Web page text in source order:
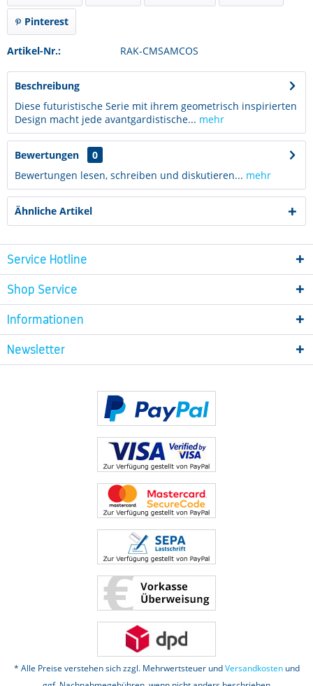
Pinterest
Artikel-Nr.: RAK-CMSAMCOS
Beschreibung
Diese futuristische Serie mit ihrem geometrisch inspirierten
Design macht jede avantgardistische... mehr
Bewertungen
0
Bewertungen lesen, schreiben und diskutieren... mehr
Ähnliche Artikel
Service Hotline
Shop Service
Informationen
Newsletter
* Alle Preise verstehen sich zzgl. Mehrwertsteuer undVersandkostenund